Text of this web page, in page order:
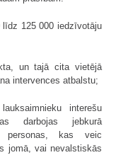
125 000 iedzīvotāju
un tajā cita vietējā
intervences atbalstu;
interešu
darbojas jebkurā
personas, kas veic
jomā, vai nevalstiskās